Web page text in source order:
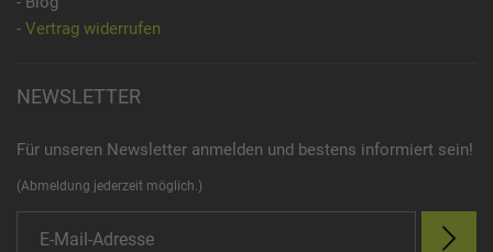
- Vertrag widerrufen
NEWSLETTER
Für unseren Newsletter anmelden und bestens informiert sein!
(Abmeldung jederzeit möglich.)